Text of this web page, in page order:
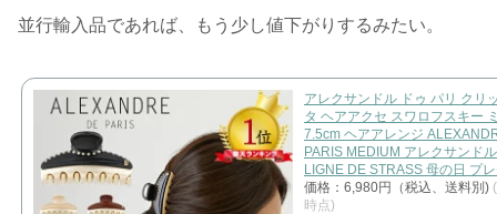
並行輸入品であれば、もう少し値下がりするみたい。
アレクサンドル ドゥ パリ クリ
タ ヘアアクセ スワロフスキー
7.5cm ヘアアレンジ
PARIS MEDIUM アレクサンド
LIGNE DE STRASS 母の日 プ
価格：6,980円（税込、送料別)
時点)